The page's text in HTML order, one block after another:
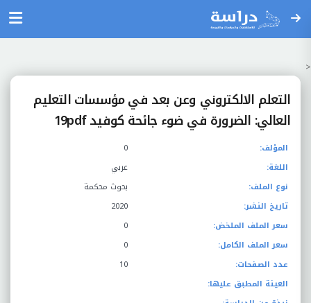
<
التعلم الالكتروني وعن بعد في مؤسسات التعليم
العالي: الضرورة في ضوء جائحة كوفيد 19pdf
المؤلف:
0
اللغة:
عربي
نوع الملف:
بحوث محكمة
تاريخ النشر:
2020
سعر الملف الملخض:
0
سعر الملف الكامل:
0
عدد الصفحات:
10
العينة المطبق عليها: